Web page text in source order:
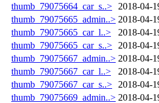
thumb_79075664_car_s..>
2018-04-
thumb_79075665_admin..> 2018-04-
thumb_79075665_car_l..>
2018-04-
thumb_79075665_car_s..>
2018-04-
thumb_79075667_admin..> 2018-04-
thumb_79075667_car_l..>
2018-04-
thumb_79075667_car_s..>
2018-04-
thumb_79075669_admin..> 2018-04-